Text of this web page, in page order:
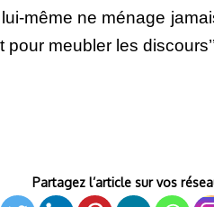
même ne ménage
meubler les discours’’
Partagez l’article sur vos